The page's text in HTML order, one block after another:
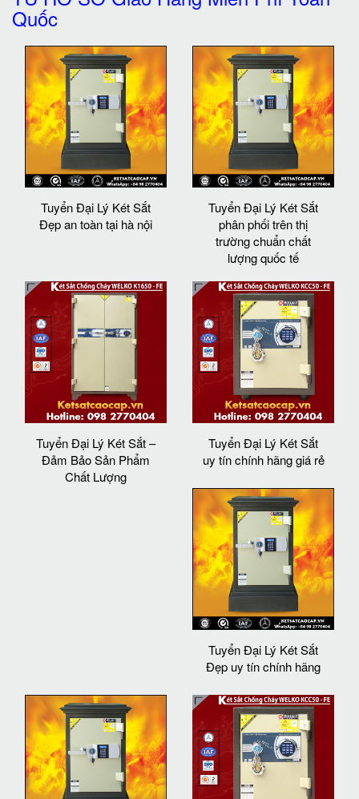
Quốc
Tuyển Đại Lý Két Sắt
Đẹp an toàn tại hà nội
Tuyển Đại Lý Két Sắt
phân phối trên thị
trường chuẩn chất
lượng quốc tế
Tuyển Đại Lý Két Sắt –
Đảm Bảo Sản Phẩm
Chất Lượng
Tuyển Đại Lý Két Sắt
uy tín chính hãng giá rẻ
Tuyển Đại Lý Két Sắt
Đẹp uy tín chính hãng